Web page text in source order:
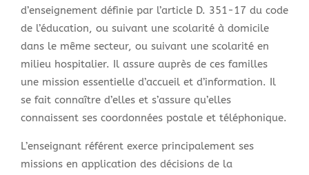
d’enseignement définie par l’article D. 351-17 du code
de l’éducation, ou suivant une scolarité à domicile
dans le même secteur, ou suivant une scolarité en
milieu hospitalier. Il assure auprès de ces familles
une mission essentielle d’accueil et d’information. Il
se fait connaître d’elles et s’assure qu’elles
connaissent ses coordonnées postale et téléphonique.
L’enseignant référent exerce principalement ses
missions en application des décisions de la